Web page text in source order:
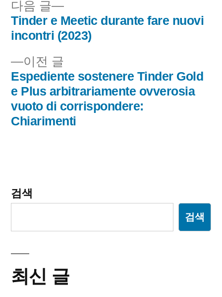
글
비
게
이
이전 글
전
글:
Espediente sostenere Tinder Gold
e Plus arbitrariamente ovverosia
vuoto di corrispondere:
Chiarimenti
다음 글
다
음
글:
Tinder e Meetic durante fare nuovi
incontri (2023)
검색
검색
최신 글